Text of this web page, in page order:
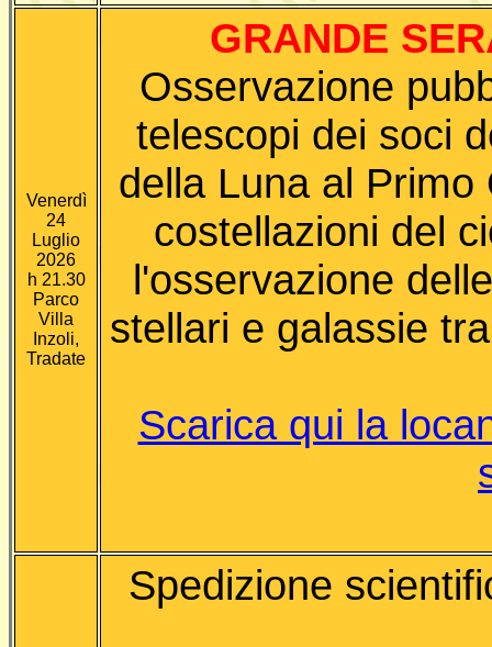
Venerdì
24
Luglio
2026
h 21.30
Parco
Villa
Inzoli,
Tradate
GRANDE
Osservazione
telescopi dei soci
della Luna al
costellazioni del
l'osservazione
stellari e galassie
Scarica qui la
Spedizione